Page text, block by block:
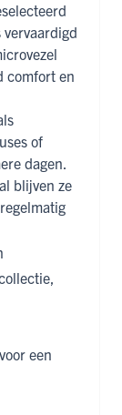
vervaardigd
comfort en
of
dagen.
blijven ze
een